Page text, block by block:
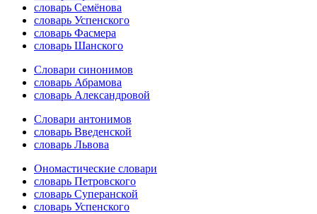
словарь Семёнова
словарь Успенского
словарь Фасмера
словарь Шанского
Словари синонимов
словарь Абрамова
словарь Александровой
Словари антонимов
словарь Введенской
словарь Львова
Ономастические словари
словарь Петровского
словарь Суперанской
словарь Успенского